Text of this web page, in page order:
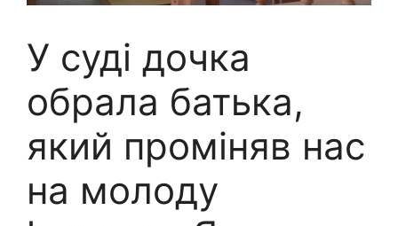
У суді дочка
обрала батька,
який проміняв нас
на молоду